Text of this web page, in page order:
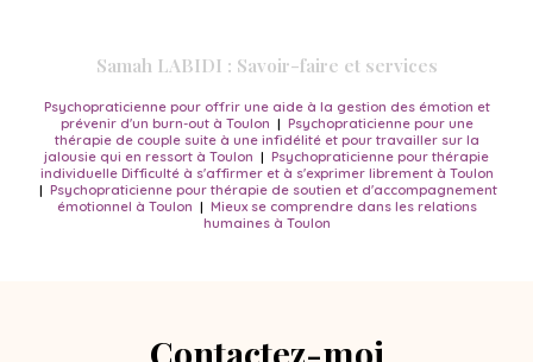
Samah LABIDI : Savoir-faire et services
Psychopraticienne pour offrir une aide à la gestion des émotion et
prévenir d'un burn-out à Toulon | Psychopraticienne pour une
thérapie de couple suite à une infidélité et pour travailler sur la
jalousie qui en ressort à Toulon | Psychopraticienne pour thérapie
individuelle Difficulté à s'affirmer et à s'exprimer librement à Toulon
| Psychopraticienne pour thérapie de soutien et d'accompagnement
émotionnel à Toulon | Mieux se comprendre dans les relations
humaines à Toulon
Contactez-moi